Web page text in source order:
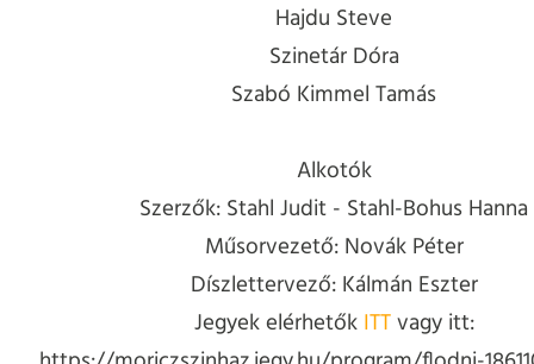
Hajdu Steve
Szinetár Dóra
Szabó Kimmel Tamás
Alkotók
Szerzők: Stahl Judit - Stahl-Bohus Hanna
Műsorvezető: Novák Péter
Díszlettervező: Kálmán Eszter
Jegyek elérhetőkITTvagy itt: